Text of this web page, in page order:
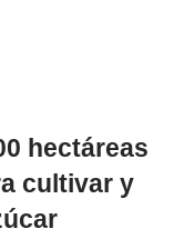
hectáreas
cultivar y